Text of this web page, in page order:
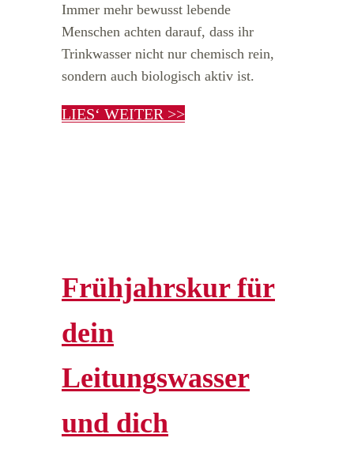
Immer mehr bewusst lebende
Menschen achten darauf, dass ihr
Trinkwasser nicht nur chemisch rein,
sondern auch biologisch aktiv ist.
LIES‘ WEITER >>
Frühjahrskur für
dein
Leitungswasser
und dich